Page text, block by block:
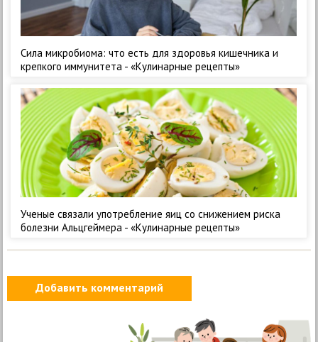
Сила микробиома: что есть для здоровья кишечника и
крепкого иммунитета - «Кулинарные рецепты»
Ученые связали употребление яиц со снижением риска
болезни Альцгеймера - «Кулинарные рецепты»
Добавить комментарий